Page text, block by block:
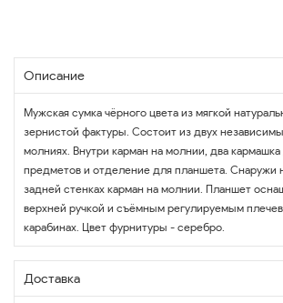
Описание
Мужская сумка чёрного цвета из мягкой
зернистой фактуры. Состоит из двух
молниях. Внутри карман на молнии, два
предметов и отделение для планшета. Снаружи
задней стенках карман на молнии. Планшет
верхней ручкой и съёмным регулируемым
карабинах. Цвет фурнитуры - серебро.
Доставка